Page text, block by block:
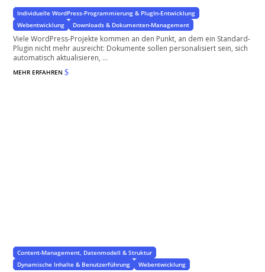
Individuelle WordPress-Programmierung & PlugIn-Entwicklung
Webentwicklung
Downloads & Dokumenten-Management
Viele WordPress-Projekte kommen an den Punkt, an dem ein Standard-
Plugin nicht mehr ausreicht: Dokumente sollen personalisiert sein, sich
automatisch aktualisieren, ...
MEHR ERFAHREN$
Content-Management, Datenmodell & Struktur
Dynamische Inhalte & Benutzerführung
Webentwicklung